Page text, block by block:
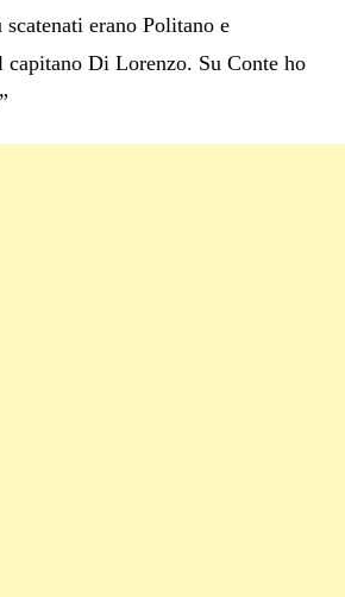
erano Politano e
capitano Di Lorenzo. Su Conte ho